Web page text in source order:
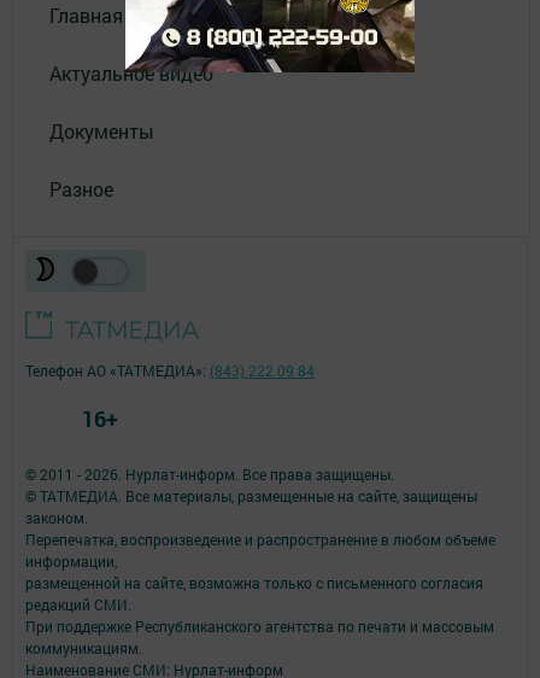
Главная
Актуальное видео
Документы
Разное
© 2011 - 2026. Нурлат-⁠информ. Все права защищены.
© ТАТМЕДИА. Все материалы, размещенные на сайте, защищены
законом.
Перепечатка, воспроизведение и распространение в любом объеме
информации,
размещенной на сайте, возможна только с письменного согласия
редакций СМИ.
При поддержке Республиканского агентства по печати и массовым
коммуникациям.
Наименование СМИ: Нурлат-⁠информ
Телефон АО «ТАТМЕДИА»: (843) 222 09 84
16+